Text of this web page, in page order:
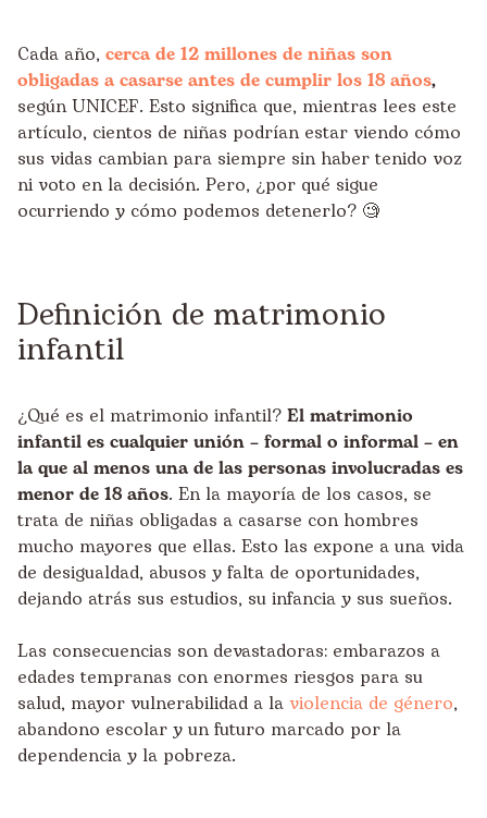
Cada año, cerca de 12 millones de niñas son
obligadas a casarse antes de cumplir los 18 años,
según UNICEF. Esto significa que, mientras lees este
artículo, cientos de niñas podrían estar viendo cómo
sus vidas cambian para siempre sin haber tenido voz
ni voto en la decisión. Pero, ¿por qué sigue
ocurriendo y cómo podemos detenerlo? 🧐
Definición de matrimonio
infantil
¿Qué es el matrimonio infantil? El matrimonio
infantil es cualquier unión – formal o informal – en
la que al menos una de las personas involucradas es
menor de 18 años. En la mayoría de los casos, se
trata de niñas obligadas a casarse con hombres
mucho mayores que ellas. Esto las expone a una vida
de desigualdad, abusos y falta de oportunidades,
dejando atrás sus estudios, su infancia y sus sueños.
Las consecuencias son devastadoras: embarazos a
edades tempranas con enormes riesgos para su
salud, mayor vulnerabilidad a la violencia de género,
abandono escolar y un futuro marcado por la
dependencia y la pobreza.